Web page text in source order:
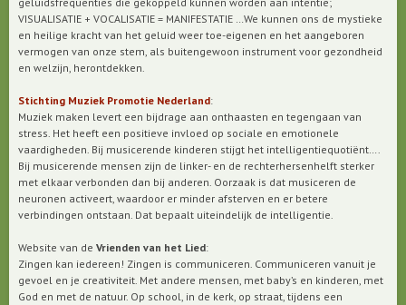
VISUALISATIE + VOCALISATIE = MANIFESTATIE …We kunnen ons de mystieke
en heilige kracht van het geluid weer toe-eigenen en het aangeboren
vermogen van onze stem, als buitengewoon instrument voor gezondheid
en welzijn, herontdekken.
Stichting Muziek Promotie Nederland:
Muziek maken levert een bijdrage aan onthaasten en tegengaan van
stress. Het heeft een positieve invloed op sociale en emotionele
vaardigheden. Bij musicerende kinderen stijgt het intelligentiequotiënt….
Bij musicerende mensen zijn de linker- en de rechterhersenhelft sterker
met elkaar verbonden dan bij anderen. Oorzaak is dat musiceren de
neuronen activeert, waardoor er minder afsterven en er betere
verbindingen ontstaan. Dat bepaalt uiteindelijk de intelligentie.
Website van de Vrienden van het Lied:
Zingen kan iedereen! Zingen is communiceren. Communiceren vanuit je
gevoel en je creativiteit. Met andere mensen, met baby’s en kinderen, met
God en met de natuur. Op school, in de kerk, op straat, tijdens een